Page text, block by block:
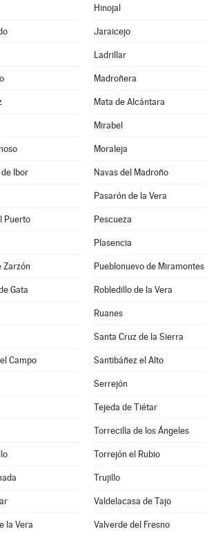
Hinojal
Jaraicejo
Ladrillar
Madroñera
Mata de Alcántara
Mirabel
Moraleja
Ibor Navas del Madroño
Pasarón de la Vera
Puerto Pescueza
Plasencia
Zarzón Pueblonuevo de Miramontes
Gata Robledillo de la Vera
Ruanes
Santa Cruz de la Sierra
Campo Santibáñez el Alto
Serrejón
Tejeda de Tiétar
Torrecilla de los Ángeles
Torrejón el Rubio
Trujillo
Valdelacasa de Tajo
la Vera Valverde del Fresno